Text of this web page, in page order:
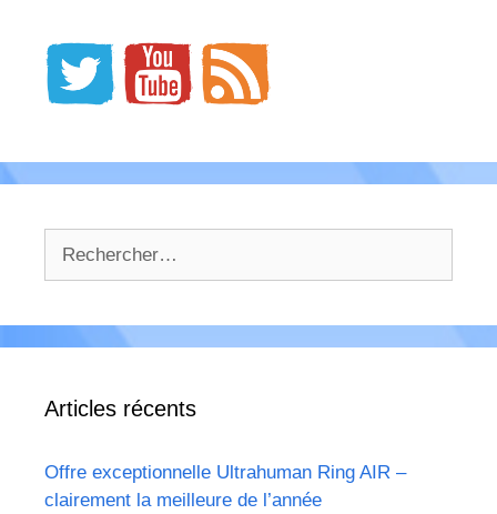
Articles récents
Offre exceptionnelle Ultrahuman Ring AIR –
clairement la meilleure de l’année